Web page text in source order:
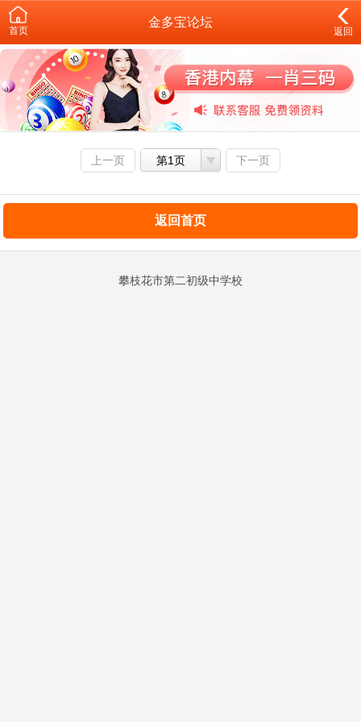
首页
金多宝论坛
返回
上一页 第1页 下一页
返回首页
攀枝花市第二初级中学校